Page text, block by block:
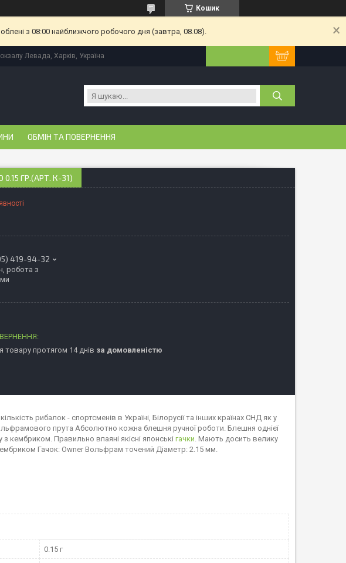
Кошик
з 08:00 найближчого робочого дня (завтра, 08.08).
Левада, Харків, Україна
ОБМІН ТА ПОВЕРНЕННЯ
ГР.(АРТ. К-31)
419-94-32
робота з
товару протягом 14 днів за домовленістю
рибалок - спортсменів в Україні, Білорусії та інших країнах СНД як у
прута Абсолютно кожна блешня ручної роботи. Блешня однієї
кембриком. Правильно впаяні якісні японські гачки. Мають досить велику
Гачок: Owner Вольфрам точений Діаметр: 2.15 мм.
0.15 г